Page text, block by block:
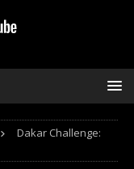
Dakar Challenge: